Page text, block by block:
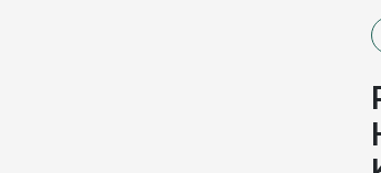
là bệnh có thể lây
của người mắc bệnh. Trẻ em là
với người lớn. Ngay cả khi được